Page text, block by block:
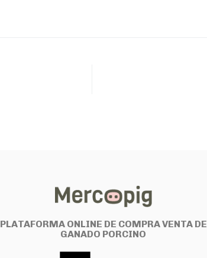
PLATAFORMA ONLINE DE COMPRA VENTA DE
GANADO PORCINO